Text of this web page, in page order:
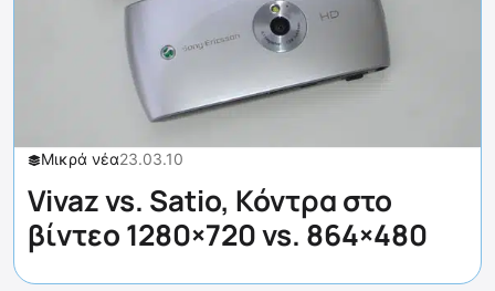
Μικρά νέα23.03.10
Vivaz vs. Satio, Κόντρα στο
βίντεο 1280×720 vs. 864×480